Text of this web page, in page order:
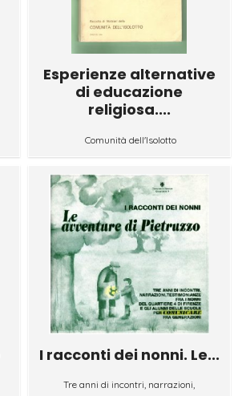
Esperienze alternative
di educazione
religiosa....
Comunità dell'Isolotto
I racconti dei nonni. Le...
Tre anni di incontri, narrazioni,